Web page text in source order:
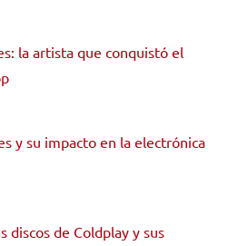
la artista que conquistó el
y su impacto en la electrónica
discos de Coldplay y sus